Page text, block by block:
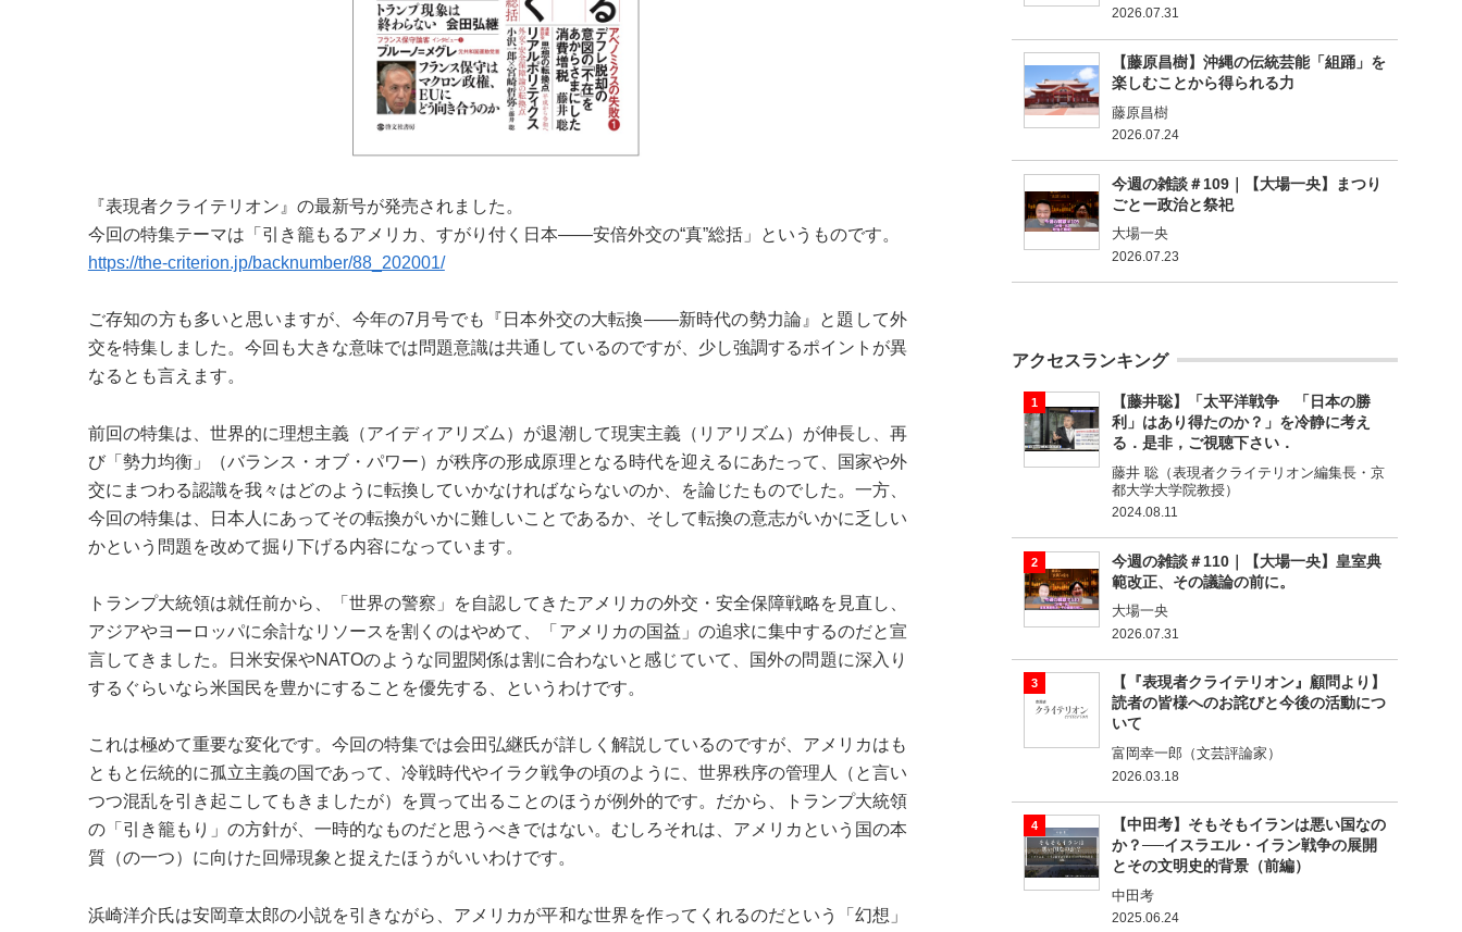
『表現者クライテリオン』の最新号が発売されました。
今回の特集テーマは「引き籠もるアメリカ、すがり付く日本――安倍外交の“真”総括」というものです。
https://the-criterion.jp/backnumber/88_202001/
ご存知の方も多いと思いますが、今年の7月号でも『日本外交の大転換――新時代の勢力論』と題して外
交を特集しました。今回も大きな意味では問題意識は共通しているのですが、少し強調するポイントが異
なるとも言えます。
前回の特集は、世界的に理想主義（アイディアリズム）が退潮して現実主義（リアリズム）が伸長し、再
び「勢力均衡」（バランス・オブ・パワー）が秩序の形成原理となる時代を迎えるにあたって、国家や外
交にまつわる認識を我々はどのように転換していかなければならないのか、を論じたものでした。一方、
今回の特集は、日本人にあってその転換がいかに難しいことであるか、そして転換の意志がいかに乏しい
かという問題を改めて掘り下げる内容になっています。
トランプ大統領は就任前から、「世界の警察」を自認してきたアメリカの外交・安全保障戦略を見直し、
アジアやヨーロッパに余計なリソースを割くのはやめて、「アメリカの国益」の追求に集中するのだと宣
言してきました。日米安保やNATOのような同盟関係は割に合わないと感じていて、国外の問題に深入り
するぐらいなら米国民を豊かにすることを優先する、というわけです。
これは極めて重要な変化です。今回の特集では会田弘継氏が詳しく解説しているのですが、アメリカはも
ともと伝統的に孤立主義の国であって、冷戦時代やイラク戦争の頃のように、世界秩序の管理人（と言い
つつ混乱を引き起こしてもきましたが）を買って出ることのほうが例外的です。だから、トランプ大統領
の「引き籠もり」の方針が、一時的なものだと思うべきではない。むしろそれは、アメリカという国の本
質（の一つ）に向けた回帰現象と捉えたほうがいいわけです。
浜崎洋介氏は安岡章太郎の小説を引きながら、アメリカが平和な世界を作ってくれるのだという「幻想」
2026.07.31
【藤原昌樹】沖縄の伝統芸能「組踊」を
楽しむことから得られる力
藤原昌樹
2026.07.24
今週の雑談＃109｜【大場一央】まつり
ごとー政治と祭祀
大場一央
2026.07.23
アクセスランキング
【藤井聡】「太平洋戦争 「日本の勝
利」はあり得たのか？」を冷静に考え
る．是非，ご視聴下さい．
藤井 聡（表現者クライテリオン編集長・京
都大学大学院教授）
2024.08.11
今週の雑談＃110｜【大場一央】皇室典
範改正、その議論の前に。
大場一央
2026.07.31
【『表現者クライテリオン』顧問より】
読者の皆様へのお詫びと今後の活動につ
いて
富岡幸一郎（文芸評論家）
2026.03.18
【中田考】そもそもイランは悪い国なの
か？──イスラエル・イラン戦争の展開
とその文明史的背景（前編）
中田考
2025.06.24